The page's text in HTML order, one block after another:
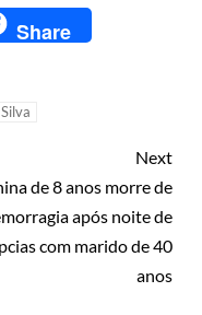
Share
Next
de 8 anos morre de
após noite de
com marido de 40
anos